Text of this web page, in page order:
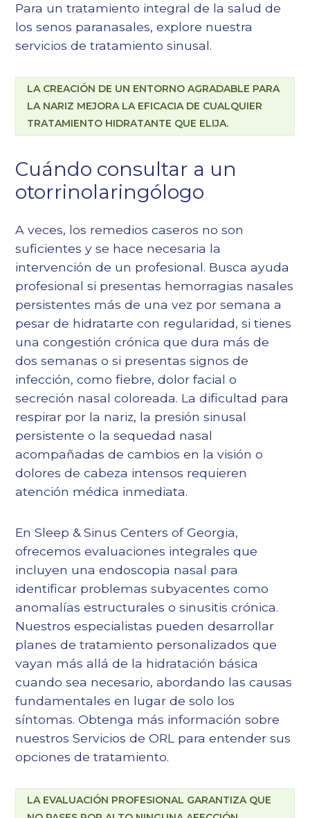
Para un tratamiento integral de la salud de
los senos paranasales, explore nuestra
servicios de tratamiento sinusal.
LA CREACIÓN DE UN ENTORNO AGRADABLE PARA
LA NARIZ MEJORA LA EFICACIA DE CUALQUIER
TRATAMIENTO HIDRATANTE QUE ELIJA.
Cuándo consultar a un
otorrinolaringólogo
A veces, los remedios caseros no son
suficientes y se hace necesaria la
intervención de un profesional. Busca ayuda
profesional si presentas hemorragias nasales
persistentes más de una vez por semana a
pesar de hidratarte con regularidad, si tienes
una congestión crónica que dura más de
dos semanas o si presentas signos de
infección, como fiebre, dolor facial o
secreción nasal coloreada. La dificultad para
respirar por la nariz, la presión sinusal
persistente o la sequedad nasal
acompañadas de cambios en la visión o
dolores de cabeza intensos requieren
atención médica inmediata.
En Sleep & Sinus Centers of Georgia,
ofrecemos evaluaciones integrales que
incluyen una endoscopia nasal para
identificar problemas subyacentes como
anomalías estructurales o sinusitis crónica.
Nuestros especialistas pueden desarrollar
planes de tratamiento personalizados que
vayan más allá de la hidratación básica
cuando sea necesario, abordando las causas
fundamentales en lugar de solo los
síntomas. Obtenga más información sobre
nuestrosServicios de ORL para entender sus
opciones de tratamiento.
LA EVALUACIÓN PROFESIONAL GARANTIZA QUE